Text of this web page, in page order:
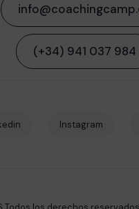
(+34) 941 037 984
Instagram